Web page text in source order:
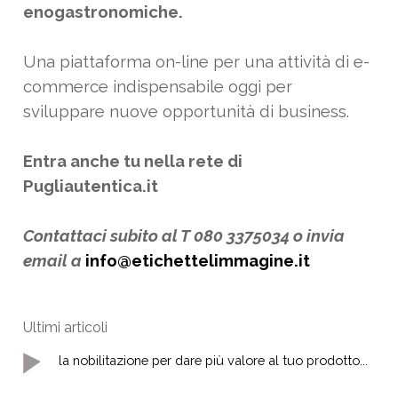
enogastronomiche.
Una piattaforma on-line per una attività di e-
commerce indispensabile oggi per
sviluppare nuove opportunità di business.
Entra anche tu nella rete di
Pugliautentica.it
Contattaci subito al T 080 3375034 o invia
email a info@etichettelimmagine.it
Ultimi articoli
la nobilitazione per dare più valore al tuo prodotto...